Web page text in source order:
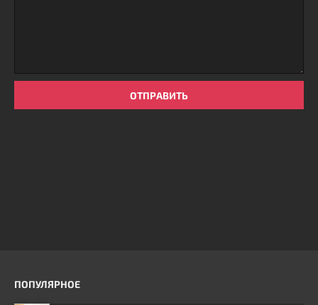
ОТПРАВИТЬ
ПОПУЛЯРНОЕ